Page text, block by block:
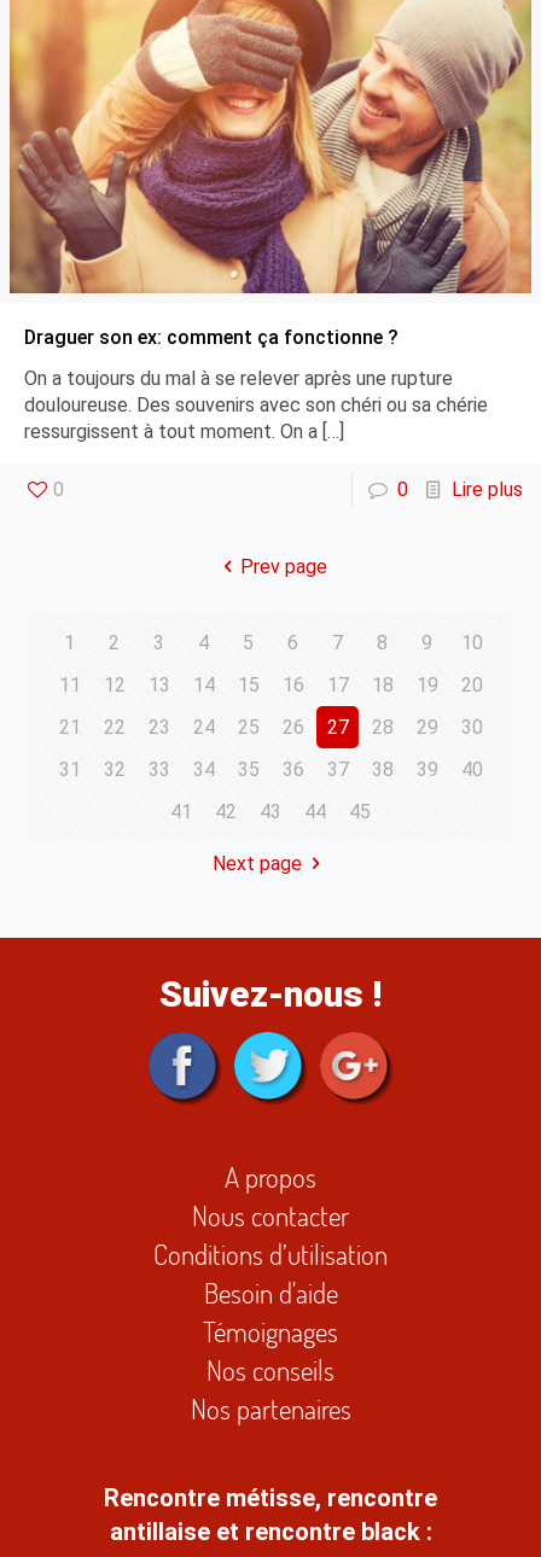
Draguer son ex: comment ça fonctionne ?
On a toujours du mal à se relever après une rupture
douloureuse. Des souvenirs avec son chéri ou sa chérie
ressurgissent à tout moment. On a […]
0 0 Lire plus
Prev page
1 2 3 4 5 6 7 8 9
10
11
12 13 14 15 16 17 18 19
20
21
22 23 24 25 26 27 28 29
30
31
32 33 34 35 36 37 38 39
40
41
42 43 44 45
Next page
Suivez-nous !
A propos
Nous contacter
Conditions d’utilisation
Besoin d'aide
Témoignages
Nos conseils
Nos partenaires
Rencontre métisse, rencontre
antillaise et rencontre black :